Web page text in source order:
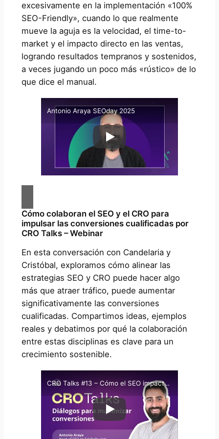
excesivamente en la implementación «100%
SEO-Friendly», cuando lo que realmente
mueve la aguja es la velocidad, el time-to-
market y el impacto directo en las ventas,
logrando resultados tempranos y sostenidos,
a veces jugando un poco más «rústico» de lo
que dice el manual.
Antonio Araya SEOday 2025
Cómo colaboran el SEO y el CRO para
impulsar las conversiones cualificadas por
CRO Talks – Webinar
En esta conversación con Candelaria y
Cristóbal, exploramos cómo alinear las
estrategias SEO y CRO puede hacer algo
más que atraer tráfico, puede aumentar
significativamente las conversiones
cualificadas. Compartimos ideas, ejemplos
reales y debatimos por qué la colaboración
entre estas disciplinas es clave para un
crecimiento sostenible.
CRO Talks #13 – Cómo el SEO impacta en la optimización de la conversión